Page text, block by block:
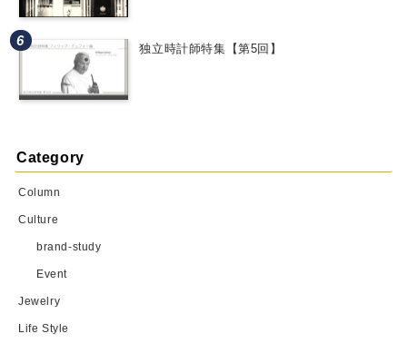
独立時計師特集【第5回】
Category
Column
Culture
brand-study
Event
Jewelry
Life Style